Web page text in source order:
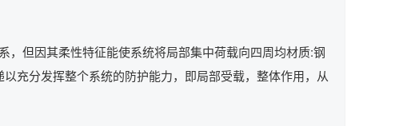
但因其柔性特征能使系统将局部集中荷载向四周均材质:钢
充分发挥整个系统的防护能力，即局部受载，整体作用，从